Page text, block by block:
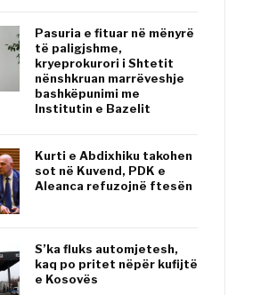
Pasuria e fituar në mënyrë
të paligjshme,
kryeprokurori i Shtetit
nënshkruan marrëveshje
bashkëpunimi me
Institutin e Bazelit
Kurti e Abdixhiku takohen
sot në Kuvend, PDK e
Aleanca refuzojnë ftesën
S’ka fluks automjetesh,
kaq po pritet nëpër kufijtë
e Kosovës